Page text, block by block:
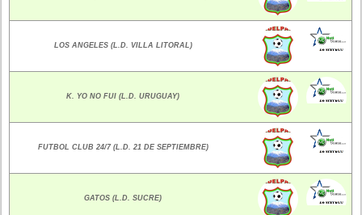
LOS ANGELES (L.D. VILLA LITORAL)
K. YO NO FUI (L.D. URUGUAY)
FUTBOL CLUB 24/7 (L.D. 21 DE SEPTIEMBRE)
GATOS (L.D. SUCRE)